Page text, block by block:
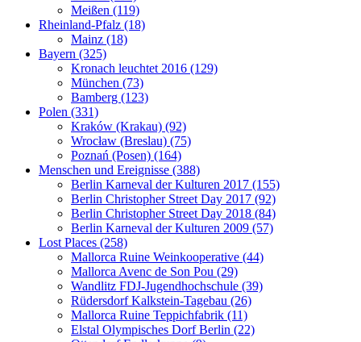
Meißen (119)
Rheinland-Pfalz (18)
Mainz (18)
Bayern (325)
Kronach leuchtet 2016 (129)
München (73)
Bamberg (123)
Polen (331)
Kraków (Krakau) (92)
Wrocław (Breslau) (75)
Poznań (Posen) (164)
Menschen und Ereignisse (388)
Berlin Karneval der Kulturen 2017 (155)
Berlin Christopher Street Day 2017 (92)
Berlin Christopher Street Day 2018 (84)
Berlin Karneval der Kulturen 2009 (57)
Lost Places (258)
Mallorca Ruine Weinkooperative (44)
Mallorca Avenc de Son Pou (29)
Wandlitz FDJ-Jugendhochschule (39)
Rüdersdorf Kalkstein-Tagebau (26)
Mallorca Ruine Teppichfabrik (11)
Elstal Olympisches Dorf Berlin (22)